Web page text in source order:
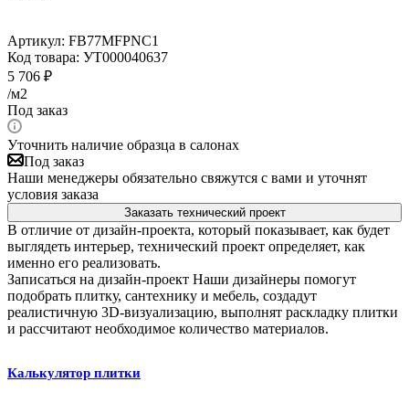
Артикул: FB77MFPNC1
Код товара: УТ000040637
5 706 ₽
/м2
Под заказ
Уточнить наличие образца в салонах
Под заказ
Наши менеджеры обязательно свяжутся с вами и уточнят
условия заказа
Заказать технический проект
В отличие от дизайн-проекта, который показывает, как будет
выглядеть интерьер, технический проект определяет, как
именно его реализовать.
Записаться на дизайн-проект Наши дизайнеры помогут
подобрать плитку, сантехнику и мебель, создадут
реалистичную 3D-визуализацию, выполнят раскладку плитки
и рассчитают необходимое количество материалов.
Калькулятор плитки